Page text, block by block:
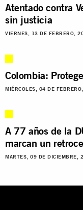
Atentado contra
sin justicia
VIERNES, 13 DE FEBRERO,
Colombia:
MIÉRCOLES, 04 DE
A 77 años de la
marcan un
MARTES, 09 DE DICIEMBRE,